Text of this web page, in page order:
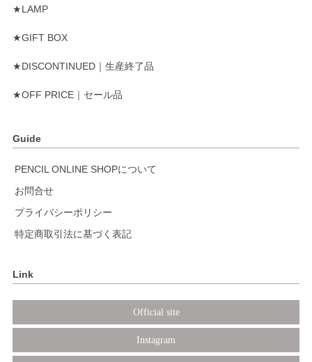
★LAMP
★GIFT BOX
★DISCONTINUED｜生産終了品
★OFF PRICE｜セール品
Guide
PENCIL ONLINE SHOPについて
お問合せ
プライバシーポリシー
特定商取引法に基づく表記
Link
Official site
Instagram